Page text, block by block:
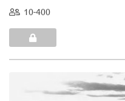
10-400